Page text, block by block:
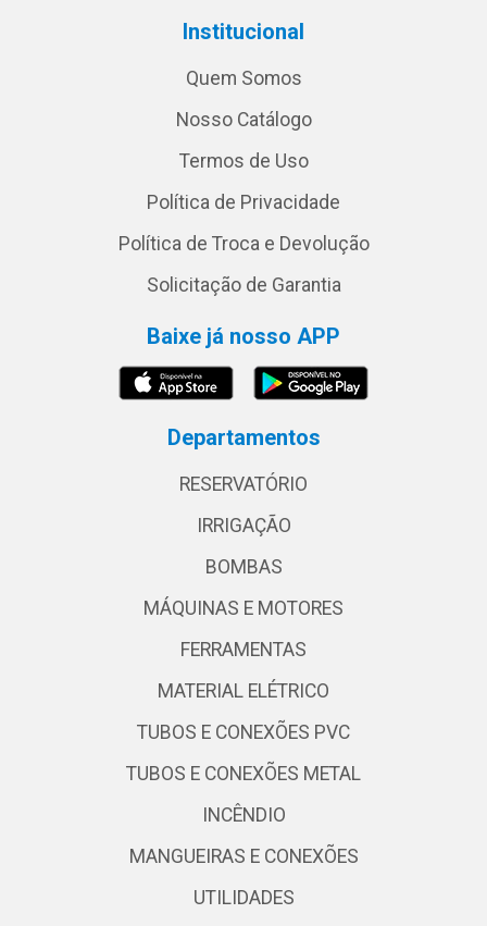
Institucional
Quem Somos
Nosso Catálogo
Termos de Uso
Política de Privacidade
Política de Troca e Devolução
Solicitação de Garantia
Baixe já nosso APP
Departamentos
RESERVATÓRIO
IRRIGAÇÃO
BOMBAS
MÁQUINAS E MOTORES
FERRAMENTAS
MATERIAL ELÉTRICO
TUBOS E CONEXÕES PVC
TUBOS E CONEXÕES METAL
INCÊNDIO
MANGUEIRAS E CONEXÕES
UTILIDADES